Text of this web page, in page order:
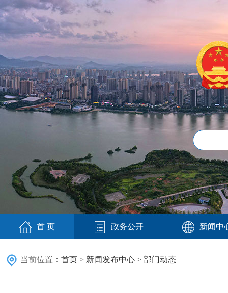
首 页 政务公开 新闻中
当前位置： 首页 > 新闻发布中心 > 部门动态